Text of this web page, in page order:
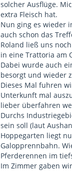
solcher Ausflüge.
extra Fleisch hat.
Nun ging es wieder
auch schon das
Roland ließ uns
in eine Trattoria am
Dabei wurde auch
besorgt und wieder
Dieses Mal fuhren
Unterkunft mal
lieber überfahren
Durchs
sein soll (laut
Hoppegarten liegt
Galopprennbahn.
Pferderennen im
Im Zimmer gaben